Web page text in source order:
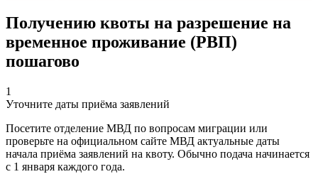
Получению квоты на разрешение на
временное проживание (РВП)
пошагово
1
Уточните даты приёма заявлений
Посетите отделение МВД по вопросам миграции или
проверьте на официальном сайте МВД актуальные даты
начала приёма заявлений на квоту. Обычно подача начинается
с 1 января каждого года.